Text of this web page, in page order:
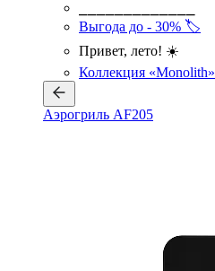
Выгода до - 30% 🏷️
Привет, лето! ☀️
Коллекция «Monolith»
Аэрогриль AF205